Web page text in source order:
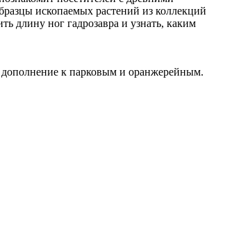
ископаемых растений из коллекций
длину ног гадрозавра и узнать, каким
к парковым и оранжерейным.